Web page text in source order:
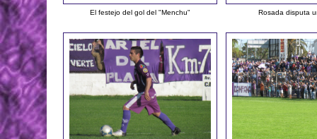
El festejo del gol del "Menchu" Rosada disputa